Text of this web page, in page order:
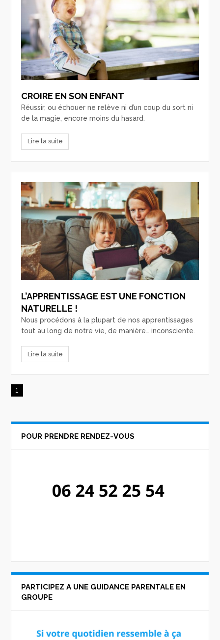
CROIRE EN SON ENFANT
Réussir, ou échouer ne relève ni d’un coup du sort ni
de la magie, encore moins du hasard.
Lire la suite
L’APPRENTISSAGE EST UNE FONCTION
NATURELLE !
Nous procédons à la plupart de nos apprentissages
tout au long de notre vie, de manière… inconsciente.
Lire la suite
1
POUR PRENDRE RENDEZ-VOUS
PARTICIPEZ A UNE GUIDANCE PARENTALE EN
GROUPE